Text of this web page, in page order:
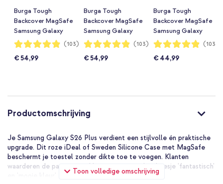
Burga Tough
Backcover MagSafe
Samsung Galaxy
S26 Plus -
Waardering:
97%
(103)
€ 54,99
Burga Tough
Backcover MagSafe
Samsung Galaxy
S26 Plus - Favorite
Waardering:
97%
(103)
€ 54,99
Burga Tough
Backcover MagSafe
Samsung Galaxy
S26 Plus - New
Waardering:
97%
(103)
€ 44,99
Productomschrijving
Toon volledige omschrijving
Je Samsung Galaxy S26 Plus verdient een stijlvolle én praktische
upgrade. Dit roze iDeal of Sweden Silicone Case met MagSafe
beschermt je toestel zonder dikte toe te voegen. Klanten
waarderen de pasvorm en kleur, en noemen het hoesje 'fantastisch'